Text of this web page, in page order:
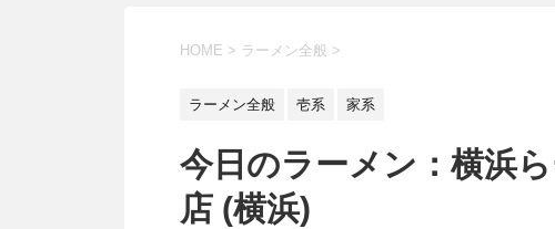
HOME > ラーメン全般 >
ラーメン全般 壱系 家系
今日のラーメン：横浜
店 (横浜)